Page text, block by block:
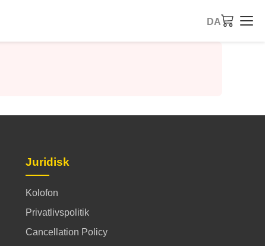
DA
Juridisk
Kolofon
Privatlivspolitik
Cancellation Policy